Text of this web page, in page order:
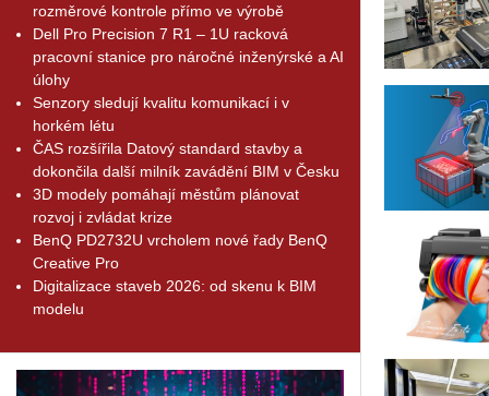
rozměrové kontrole přímo ve výrobě
Dell Pro Precision 7 R1 – 1U racková
pracovní stanice pro náročné inženýrské a AI
úlohy
Senzory sledují kvalitu komunikací i v
horkém létu
ČAS rozšířila Datový standard stavby a
dokončila další milník zavádění BIM v Česku
3D modely pomáhají městům plánovat
rozvoj i zvládat krize
BenQ PD2732U vrcholem nové řady BenQ
Creative Pro
Digitalizace staveb 2026: od skenu k BIM
modelu